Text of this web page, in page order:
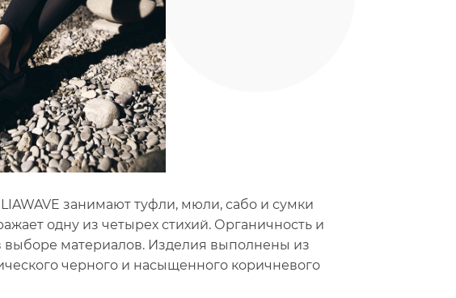
занимают туфли, мюли, сабо и сумки
одну из четырех стихий. Органичность и
материалов. Изделия выполнены из
черного и насыщенного коричневого